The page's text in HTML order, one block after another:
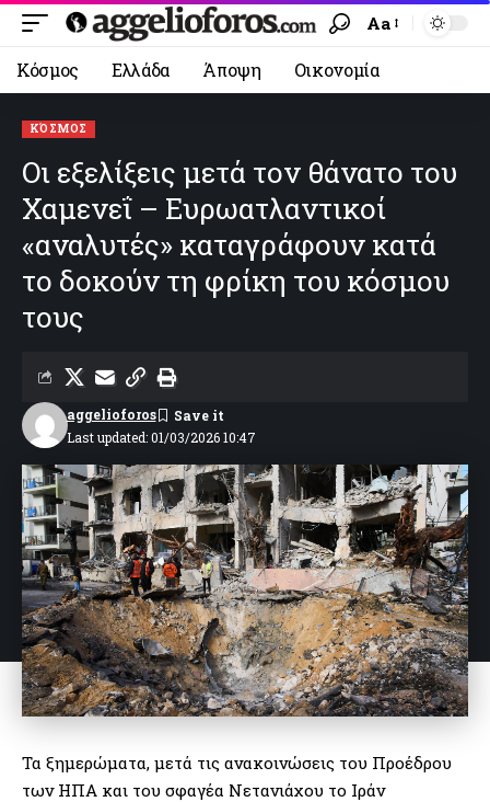
Aa
Κόσμος Ελλάδα Άποψη Οικονομία
ΚΌΣΜΟΣ
Οι εξελίξεις μετά τον θάνατο του
Χαμενεΐ – Ευρωατλαντικοί
«αναλυτές» καταγράφουν κατά
το δοκούν τη φρίκη του κόσμου
τους
Last updated: 01/03/2026 10:47
aggelioforos
Τα ξημερώματα, μετά τις ανακοινώσεις του Προέδρου
των ΗΠΑ και του σφαγέα Νετανιάχου το Ιράν